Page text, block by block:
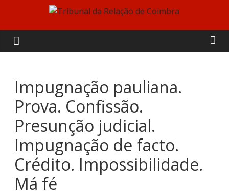
content
Tribunal
da
Relação
de
Coimbra
Impugnação pauliana.
Prova. Confissão.
Presunção judicial.
Impugnação de facto.
Crédito. Impossibilidade.
Má fé